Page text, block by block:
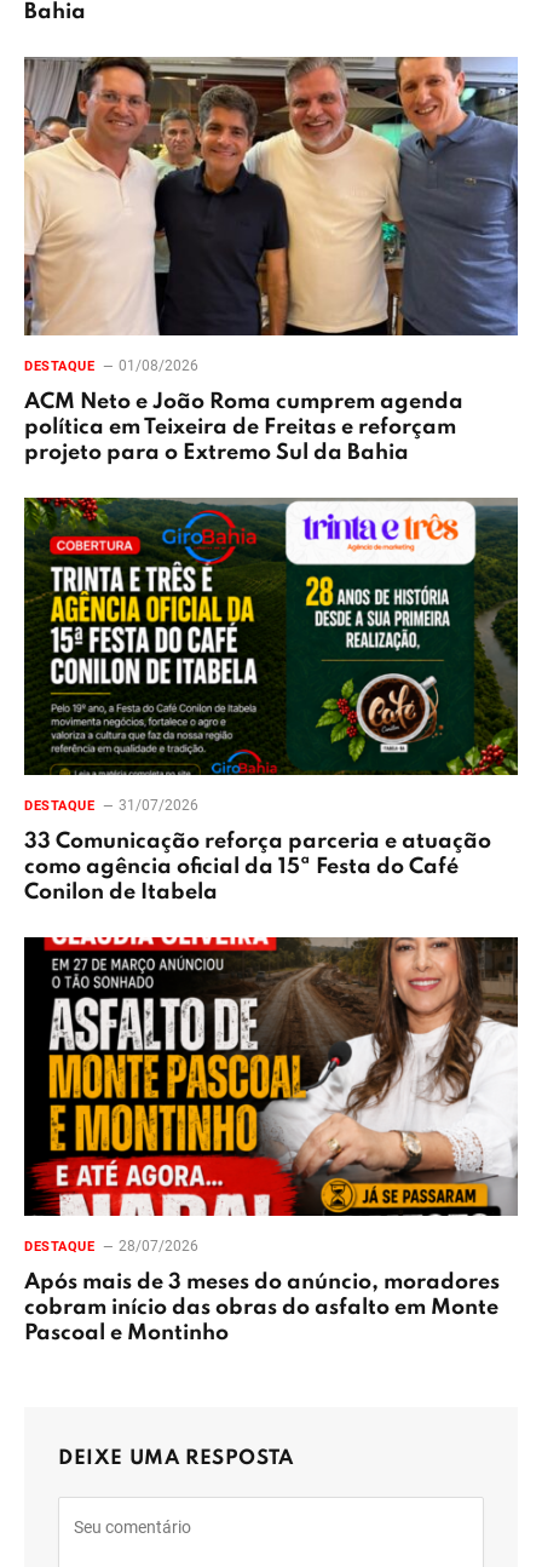
Bahia
DESTAQUE 01/08/2026
ACM Neto e João Roma cumprem agenda
política em Teixeira de Freitas e reforçam
projeto para o Extremo Sul da Bahia
DESTAQUE 31/07/2026
33 Comunicação reforça parceria e atuação
como agência oficial da 15ª Festa do Café
Conilon de Itabela
DESTAQUE 28/07/2026
Após mais de 3 meses do anúncio, moradores
cobram início das obras do asfalto em Monte
Pascoal e Montinho
DEIXE UMA RESPOSTA